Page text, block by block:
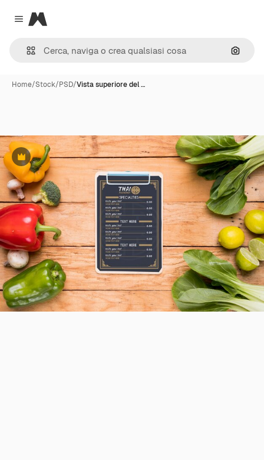
Close menu
Magnific
Cerca
Home/Stock/PSD/Vista superiore del …
Premium